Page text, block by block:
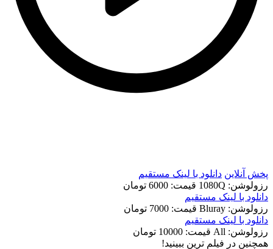
پخش آنلاین دانلود با لينک مستقيم
رزولوشن: 1080Q
قيمت: 6000 تومان
دانلود با لينک مستقيم
رزولوشن: Bluray
قيمت: 7000 تومان
دانلود با لينک مستقيم
رزولوشن: All
قيمت: 10000 تومان
همچنين در فيلم ترين ببينيد!